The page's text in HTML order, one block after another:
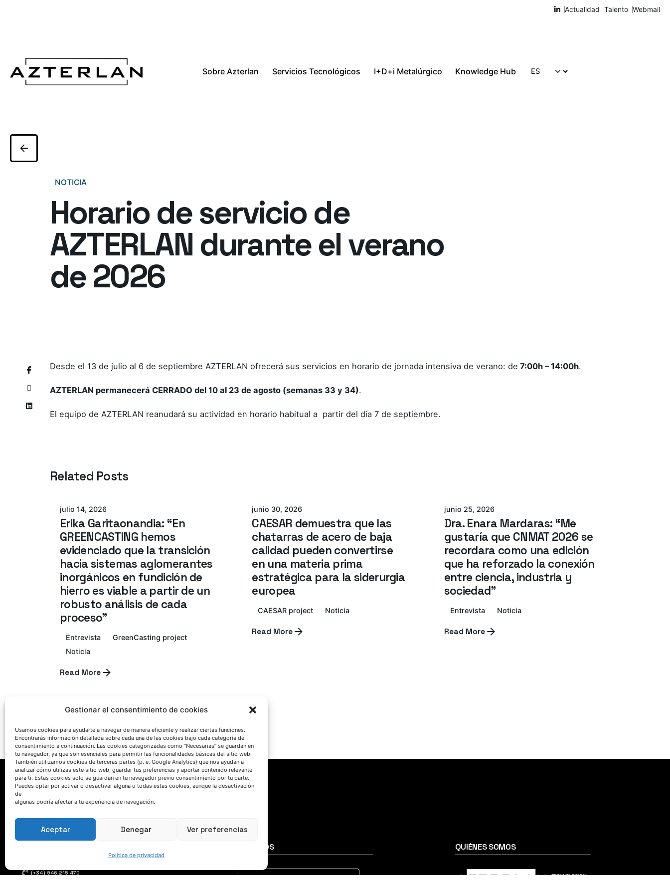
Gestionar el consentimiento de cookies
Usamos cookies para ayudarte a navegar de manera eficiente y realizar ciertas funciones.
Encontrarás información detallada sobre cada una de las cookies bajo cada categoría de
consentimiento a continuación. Las cookies categorizadas como “Necesarias” se guardan en
tu navegador, ya que son esenciales para permitir las funcionalidades básicas del sitio web.
También utilizamos cookies de terceras partes (p. e. Google Analytics) que nos ayudan a
analizar cómo utilizas este sitio web, guardar tus preferencias y aportar contenido relevante
para ti. Estas cookies solo se guardan en tu navegador previo consentimiento por tu parte.
Puedes optar por activar o desactivar alguna o todas estas cookies, aunque la desactivación
de
algunas podría afectar a tu experiencia de navegación.
Aceptar Denegar Ver preferencias
Política de privacidad
Actualidad Talento Webmail
Sobre Azterlan Servicios Tecnológicos I+D+i Metalúrgico Knowledge Hub
NOTICIA
Horario de servicio de
AZTERLAN durante el verano
de 2026
Desde el 13 de julio al 6 de septiembre AZTERLAN ofrecerá sus servicios en horario de jornada intensiva de verano: de 7:00h – 14:00h.
AZTERLAN permanecerá CERRADO del 10 al 23 de agosto (semanas 33 y 34).
El equipo de AZTERLAN reanudará su actividad en horario habitual a partir del día 7 de septiembre.
Related Posts
Azterlan Team
julio 14, 2026
Erika Garitaonandia: “En
GREENCASTING hemos
evidenciado que la transición
hacia sistemas aglomerantes
inorgánicos en fundición de
hierro es viable a partir de un
robusto análisis de cada
proceso”
Entrevista
GreenCasting project
Noticia
Read More
junio 30, 2026
CAESAR demuestra que las
chatarras de acero de baja
calidad pueden convertirse
en una materia prima
estratégica para la siderurgia
europea
CAESAR project Noticia
Read More
junio 25, 2026
Dra. Enara Mardaras: “Me
gustaría que CNMAT 2026 se
recordara como una edición
que ha reforzado la conexión
entre ciencia, industria y
sociedad”
Entrevista Noticia
Read More
(+34) 946 215 470
SÍGUENOS QUIÉNES SOMOS